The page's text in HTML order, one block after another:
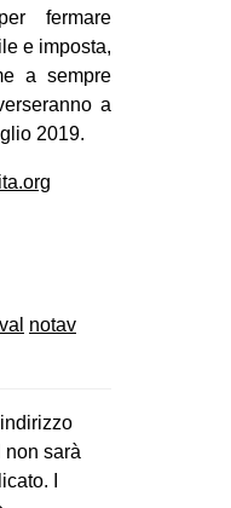
fermare
e imposta,
a sempre
a
2019.
notav
indirizzo
non sarà